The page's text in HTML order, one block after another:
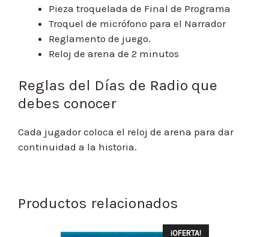
Pieza troquelada de Final de Programa
Troquel de micrófono para el Narrador
Reglamento de juego.
Reloj de arena de 2 minutos
Reglas del Días de Radio que
debes conocer
Cada jugador coloca el reloj de arena para dar
continuidad a la historia.
Productos relacionados
¡OFERTA!